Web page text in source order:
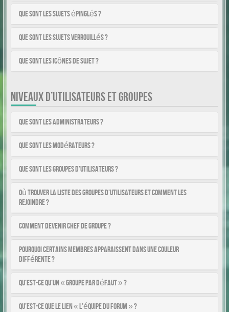
Que sont les sujets épinglés ?
Que sont les sujets verrouillés ?
Que sont les icônes de sujet ?
NIVEAUX D’UTILISATEURS ET GROUPES
Que sont les administrateurs ?
Que sont les modérateurs ?
Que sont les groupes d’utilisateurs ?
Où trouver la liste des groupes d’utilisateurs et comment les
rejoindre ?
Comment devenir chef de groupe ?
Pourquoi certains membres apparaissent dans une couleur
différente ?
Qu’est-ce qu’un « Groupe par défaut » ?
Qu’est-ce que le lien « L’équipe du forum » ?